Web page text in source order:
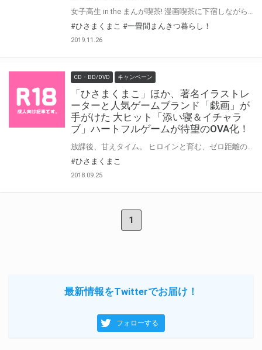
#ひさまくまこ #一畳間まんきつ暮らし！
2019.11.26
CD・BD/DVD キャンペーン
「ひさまくまこ」ほか、著名イラストレ
ーターと人気ゲームブランド「戯画」が
手がけた 大ヒット「添い寝＆イチャラ
ブ」ハートフルゲームが待望のOVA化！
#ひさまくまこ
2018.09.25
1
最新情報をTwitterでお届け！
フォローする